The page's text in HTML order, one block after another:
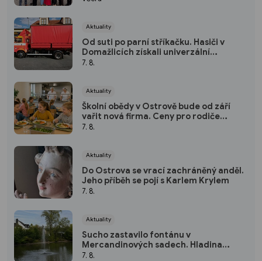
Aktuality
Od suti po parní stříkačku. Hasiči v
Domažlicích získali univerzální
kontejner
7. 8.
Aktuality
Školní obědy v Ostrově bude od září
vařit nová firma. Ceny pro rodiče
zůstávají stejné
7. 8.
Aktuality
Do Ostrova se vrací zachráněný anděl.
Jeho příběh se pojí s Karlem Krylem
7. 8.
Aktuality
Sucho zastavilo fontánu v
Mercandinových sadech. Hladina
rybníka výrazně klesla
7. 8.